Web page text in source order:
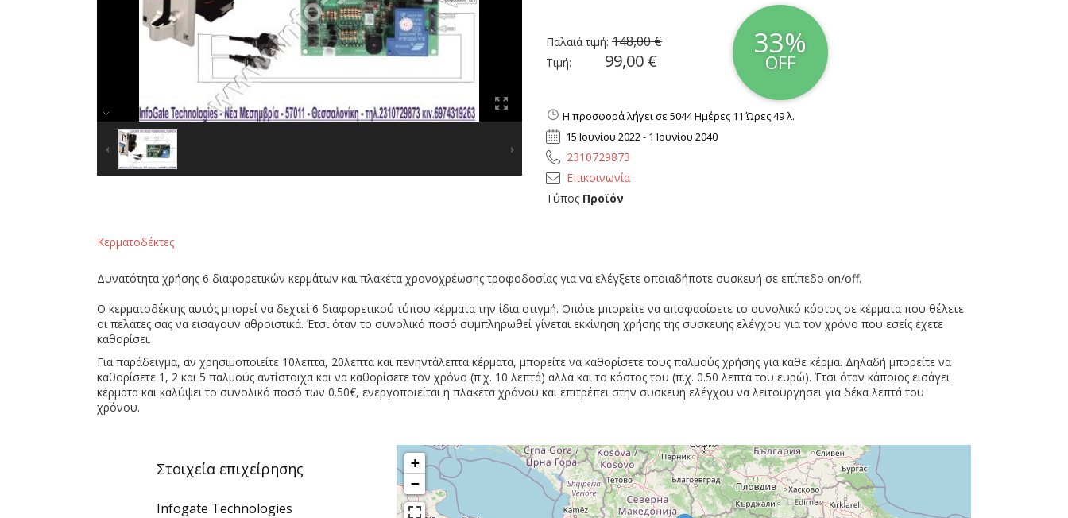
Παλαιά τιμή: 148,00 €
Τιμή: 99,00 €
33%
OFF
Η προσφορά λήγει σε 5044 Ημέρες 11 Ώρες 49 λ.
15 Ιουνίου 2022 - 1 Ιουνίου 2040
2310729873
Επικοινωνία
Τύπος Προϊόν
Κερματοδέκτες
Δυνατότητα χρήσης 6 διαφορετικών κερμάτων και πλακέτα χρονοχρέωσης τροφοδοσίας για να ελέγξετε οποιαδήποτε συσκευή σε επίπεδο on/off.
Ο κερματοδέκτης αυτός μπορεί να δεχτεί 6 διαφορετικού τύπου κέρματα την ίδια στιγμή. Οπότε μπορείτε να αποφασίσετε το συνολικό κόστος σε κέρματα που θέλετε
οι πελάτες σας να εισάγουν αθροιστικά. Έτσι όταν το συνολικό ποσό συμπληρωθεί γίνεται εκκίνηση χρήσης της συσκευής ελέγχου για τον χρόνο που εσείς έχετε
καθορίσει.
Για παράδειγμα, αν χρησιμοποιείτε 10λεπτα, 20λεπτα και πενηντάλεπτα κέρματα, μπορείτε να καθορίσετε τους παλμούς χρήσης για κάθε κέρμα. Δηλαδή μπορείτε να
καθορίσετε 1, 2 και 5 παλμούς αντίστοιχα και να καθορίσετε τον χρόνο (π.χ. 10 λεπτά) αλλά και το κόστος του (π.χ. 0.50 λεπτά του ευρώ). Έτσι όταν κάποιος εισάγει
κέρματα και καλύψει το συνολικό ποσό των 0.50€, ενεργοποιείται η πλακέτα χρόνου και επιτρέπει στην συσκευή ελέγχου να λειτουργήσει για δέκα λεπτά του
χρόνου.
Στοιχεία επιχείρησης
Infogate Technologies
+
−